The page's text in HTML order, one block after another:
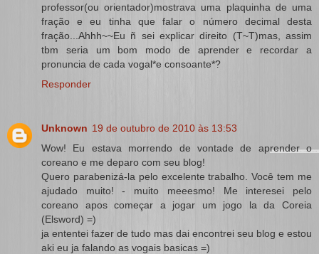
professor(ou orientador)mostrava uma plaquinha de uma
fração e eu tinha que falar o número decimal desta
fração...Ahhh~~Eu ñ sei explicar direito (T~T)mas, assim
tbm seria um bom modo de aprender e recordar a
pronuncia de cada vogal*e consoante*?
Responder
Unknown 19 de outubro de 2010 às 13:53
Wow! Eu estava morrendo de vontade de aprender o
coreano e me deparo com seu blog!
Quero parabenizá-la pelo excelente trabalho. Você tem me
ajudado muito! - muito meeesmo! Me interesei pelo
coreano apos começar a jogar um jogo la da Coreia
(Elsword) =)
ja ententei fazer de tudo mas dai encontrei seu blog e estou
aki eu ja falando as vogais basicas =)